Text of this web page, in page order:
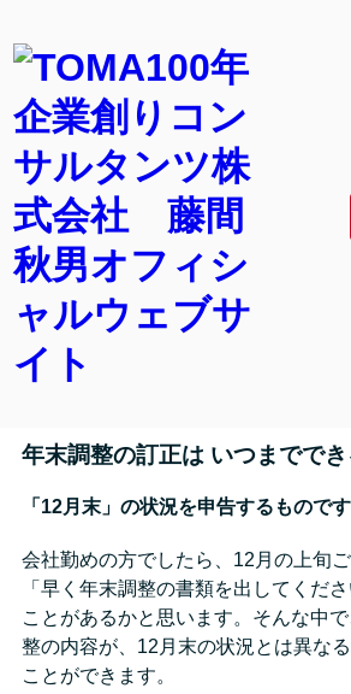
100年企業創り
100年企業創り通信
2021.12.24 Fri
年末調整の訂正は いつまででき
「12月末」の状況を申告するものです
会社勤めの方でしたら、12月の上旬
「早く年末調整の書類を出してくだ
ことがあるかと思います。そんな中
整の内容が、12月末の状況とは異な
ことができます。